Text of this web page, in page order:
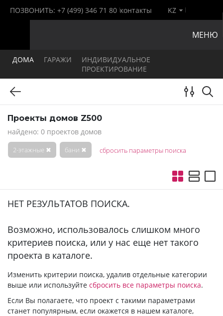
ПОЗВОНИТЬ: +7 (499) 346 71 80 контакты KZ
МЕНЮ
ДОМА ГАРАЖИ
ИНДИВИДУАЛЬНОЕ
ПРОЕКТИРОВАНИЕ
Проекты домов Z500
найдено: 0 проектов домов
2-этажные ✖ бани ✖ сбросить параметры поиска
НЕТ РЕЗУЛЬТАТОВ ПОИСКА.
Bозможно, использовалось слишком много
критериев поиска, или у нас еще нет такого
проекта в каталоге.
Изменить критерии поиска, удалив отдельные категории
выше или используйте сбросить все параметры поиска.
Если Вы полагаете, что проект с такими параметрами
станет популярным, если окажется в нашем каталоге,